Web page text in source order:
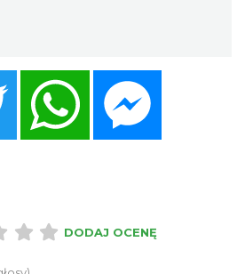
Twitter WhatsApp
DODAJ OCENĘ